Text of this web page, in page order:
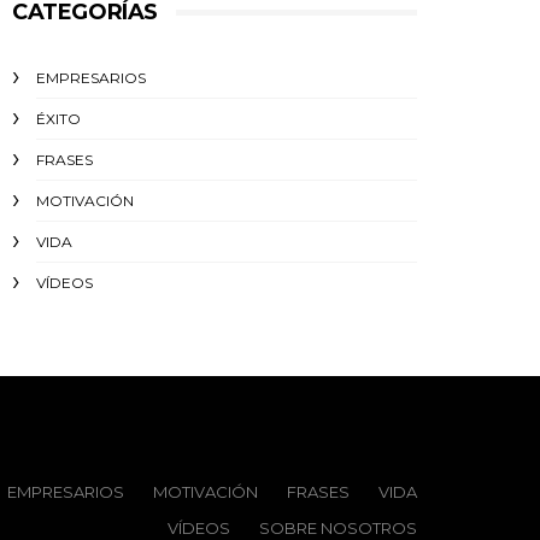
CATEGORÍAS
EMPRESARIOS
ÉXITO‬
FRASES
MOTIVACIÓN
VIDA
VÍDEOS
EMPRESARIOS MOTIVACIÓN FRASES
VIDA
VÍDEOS
SOBRE NOSOTROS